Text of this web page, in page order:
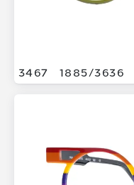
3467 1885/3636